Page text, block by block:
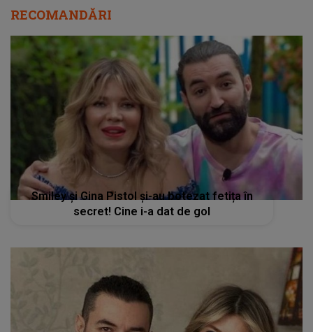
RECOMANDĂRI
Smiley și Gina Pistol și-au botezat fetița în
secret! Cine i-a dat de gol